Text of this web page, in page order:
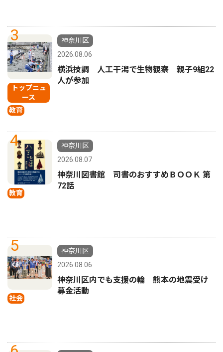
3
トップニュ
ース
教育
神奈川区
2026.08.06
横浜技調 人工干潟で生物観察 親子9組22
人が参加
4
教育
神奈川区
2026.08.07
神奈川図書館 司書のおすすめＢＯＯＫ 第
72話
5
社会
神奈川区
2026.08.06
神奈川区内でも支援の輪 熊本の地震受け
募金活動